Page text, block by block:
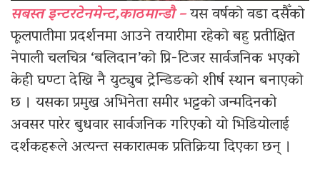
सबस्त इन्टरटेनमेन्ट,काठमान्डौ –यस वर्षको वडा दसैँको
फूलपातीमा प्रदर्शनमा आउने तयारीमा रहेको बहु प्रतीक्षित
नेपाली चलचित्र ‘बलिदान’को प्रि-टिजर सार्वजनिक भएको
केही घण्टा देखि नै युट्युब ट्रेन्डिङको शीर्ष स्थान बनाएको
छ । यसका प्रमुख अभिनेता समीर भट्टको जन्मदिनको
अवसर पारेर बुधवार सार्वजनिक गरिएको यो भिडियोलाई
दर्शकहरूले अत्यन्त सकारात्मक प्रतिक्रिया दिएका छन् ।